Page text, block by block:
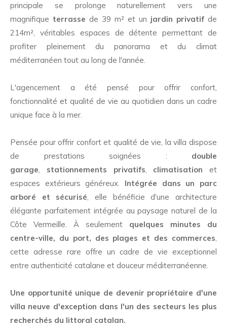
principale se prolonge naturellement vers une
magnifique terrasse de 39 m² et un jardin privatif de
214m², véritables espaces de détente permettant de
profiter pleinement du panorama et du climat
méditerranéen tout au long de l'année.
L'agencement a été pensé pour offrir confort,
fonctionnalité et qualité de vie au quotidien dans un cadre
unique face à la mer.
Pensée pour offrir confort et qualité de vie, la villa dispose
de prestations soignées : double
garage, stationnements privatifs, climatisation et
espaces extérieurs généreux. Intégrée dans un parc
arboré et sécurisé, elle bénéficie d'une architecture
élégante parfaitement intégrée au paysage naturel de la
Côte Vermeille. À seulement quelques minutes du
centre-ville, du port, des plages et des commerces,
cette adresse rare offre un cadre de vie exceptionnel
entre authenticité catalane et douceur méditerranéenne.
Une opportunité unique de devenir propriétaire d'une
villa neuve d'exception dans l'un des secteurs les plus
recherchés du littoral catalan.